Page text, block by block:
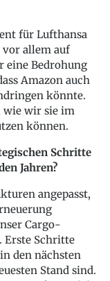
für Lufthansa
vor allem auf
eine Bedrohung
Amazon auch
könnte.
wie wir sie im
können.
Schritte
Jahren?
angepasst,
Cargo-
Erste Schritte
den nächsten
Stand sind.